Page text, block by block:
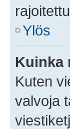
Ylös
Kuinka
Kuten
valvoja